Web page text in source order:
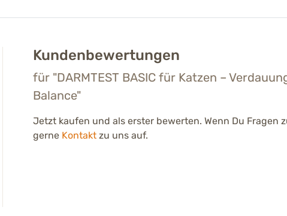
Kundenbewertungen
für "DARMTEST BASIC für Katzen –
Balance"
Jetzt kaufen und als erster bewerten. Wenn Du Fragen
gerne Kontaktzu uns auf.